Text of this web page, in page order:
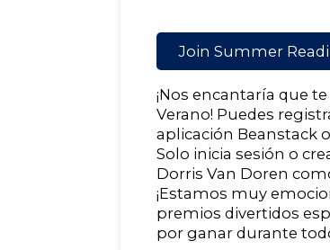
Join Summer
¡Nos encantaría que
Verano! Puedes
aplicación Beanstack
Solo inicia sesión o
Dorris Van Doren
¡Estamos muy
premios divertidos
por ganar durante